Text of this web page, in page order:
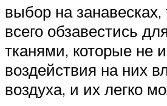
выбор на
всего обзавестись
тканями, которые не
воздействия на них
воздуха, и их легко